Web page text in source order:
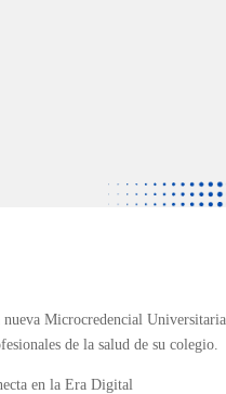
nueva Microcredencial
de la salud de su colegio.
en la Era Digital